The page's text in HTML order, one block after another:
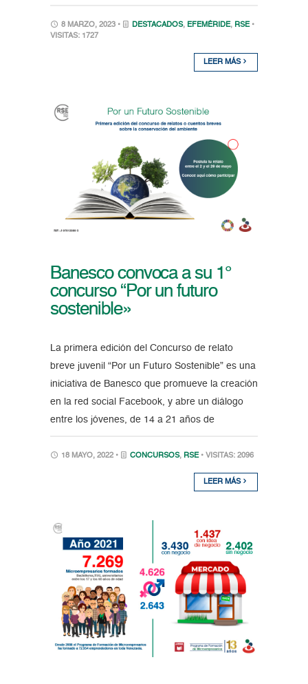
8 MARZO, 2023 • DESTACADOS, EFEMÉRIDE, RSE •
VISITAS: 1727
LEER MÁS
Banesco convoca a su 1°
concurso “Por un futuro
sostenible»
La primera edición del Concurso de relato
breve juvenil “Por un Futuro Sostenible” es una
iniciativa de Banesco que promueve la creación
en la red social Facebook, y abre un diálogo
entre los jóvenes, de 14 a 21 años de
18 MAYO, 2022 • CONCURSOS, RSE • VISITAS: 2096
LEER MÁS